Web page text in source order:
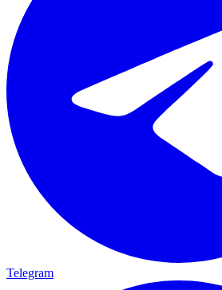
Telegram